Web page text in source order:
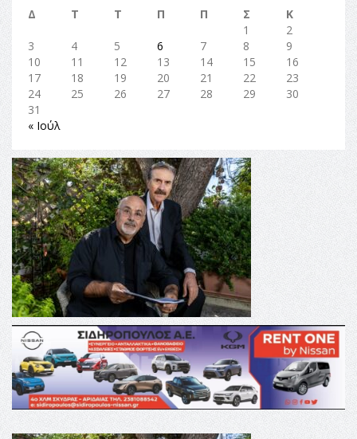
Δ
Τ Τ Π Π Σ
Κ
1
2
3
4 5 6 7 8
9
10
11 12 13 14 15
16
17
18 19 20 21 22
23
24
25 26 27 28 29
30
31
« Ιούλ